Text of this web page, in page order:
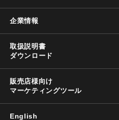
企業情報
取扱説明書
ダウンロード
販売店様向け
マーケティングツール
English